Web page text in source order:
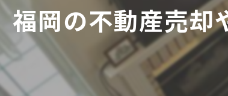
福岡の
不動産投資体
福岡の不動産売却